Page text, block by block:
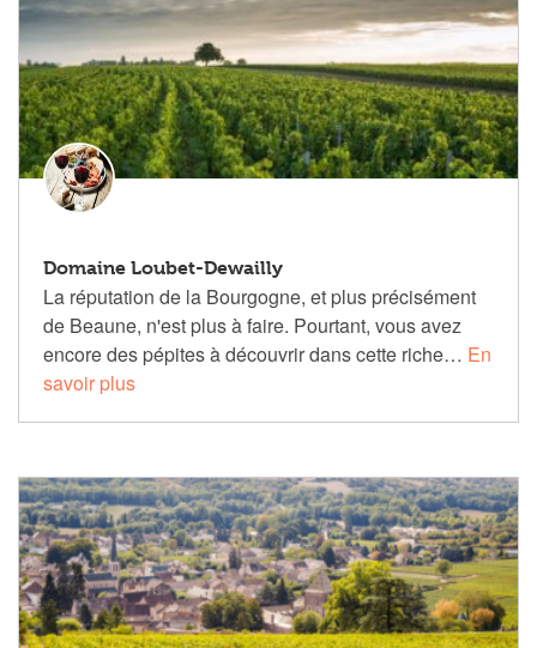
Domaine Loubet-Dewailly
La réputation de la Bourgogne, et plus précisément
de Beaune, n'est plus à faire. Pourtant, vous avez
encore des pépites à découvrir dans cette riche… En
savoir plus